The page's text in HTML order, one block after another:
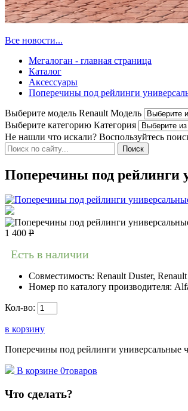
Все новости...
Мегалоган - главная страница
Каталог
Аксессуары
Поперечины под рейлинги
Выберите модель Renault Модель
Выберите категорию Категория
Не нашли что искали? Воспользуйтесь
Поперечины под рейлинги
1 400 Р
Есть в наличии
Совместимость: Renault Duster,
Номер по каталогу производителя:
Кол-во:
в корзину
Поперечины под рейлинги универсальные
В корзине 0товаров
Что сделать?